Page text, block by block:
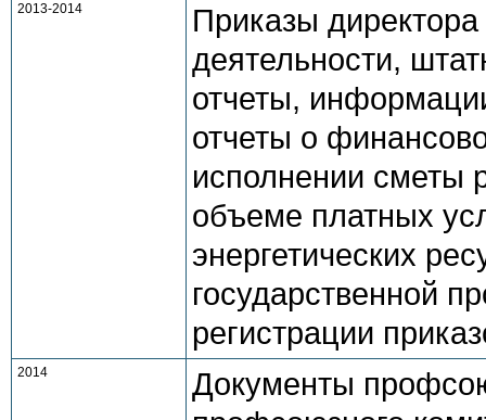
2013-2014
Приказы
деятельности,
отчеты,
отчеты о
исполнении сметы
объеме платных
энергетических
государственной
регистрации
2014
Документы